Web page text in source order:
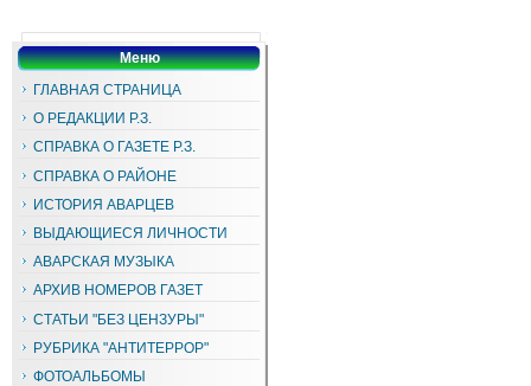
Меню
ГЛАВНАЯ СТРАНИЦА
О РЕДАКЦИИ Р.З.
СПРАВКА О ГАЗЕТЕ Р.З.
СПРАВКА О РАЙОНЕ
ИСТОРИЯ АВАРЦЕВ
ВЫДАЮЩИЕСЯ ЛИЧНОСТИ
АВАРСКАЯ МУЗЫКА
АРХИВ НОМЕРОВ ГАЗЕТ
СТАТЬИ "БЕЗ ЦЕНЗУРЫ"
РУБРИКА "АНТИТЕРРОР"
ФОТОАЛЬБОМЫ